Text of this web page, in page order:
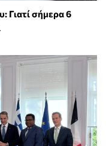
Γιατί σήμερα 6